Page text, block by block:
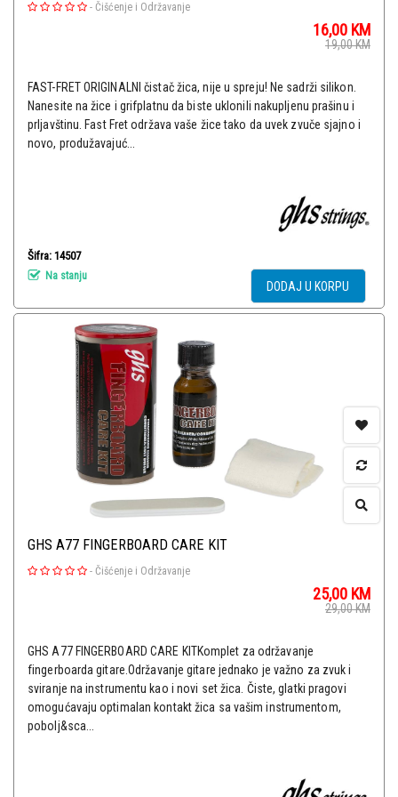
- Čišćenje i Održavanje
16,00 KM
19,00KM
FAST-FRET ORIGINALNI čistač žica, nije u spreju! Ne sadrži silikon.
Nanesite na žice i grifplatnu da biste uklonili nakupljenu prašinu i
prljavštinu. Fast Fret održava vaše žice tako da uvek zvuče sjajno i
novo, produžavajuć...
Šifra: 14507
Na stanju
DODAJ U KORPU
GHS A77 FINGERBOARD CARE KIT
- Čišćenje i Održavanje
25,00 KM
29,00KM
GHS A77 FINGERBOARD CARE KITKomplet za održavanje
fingerboarda gitare.Održavanje gitare jednako je važno za zvuk i
sviranje na instrumentu kao i novi set žica. Čiste, glatki pragovi
omogućavaju optimalan kontakt žica sa vašim instrumentom,
pobolj&sca...